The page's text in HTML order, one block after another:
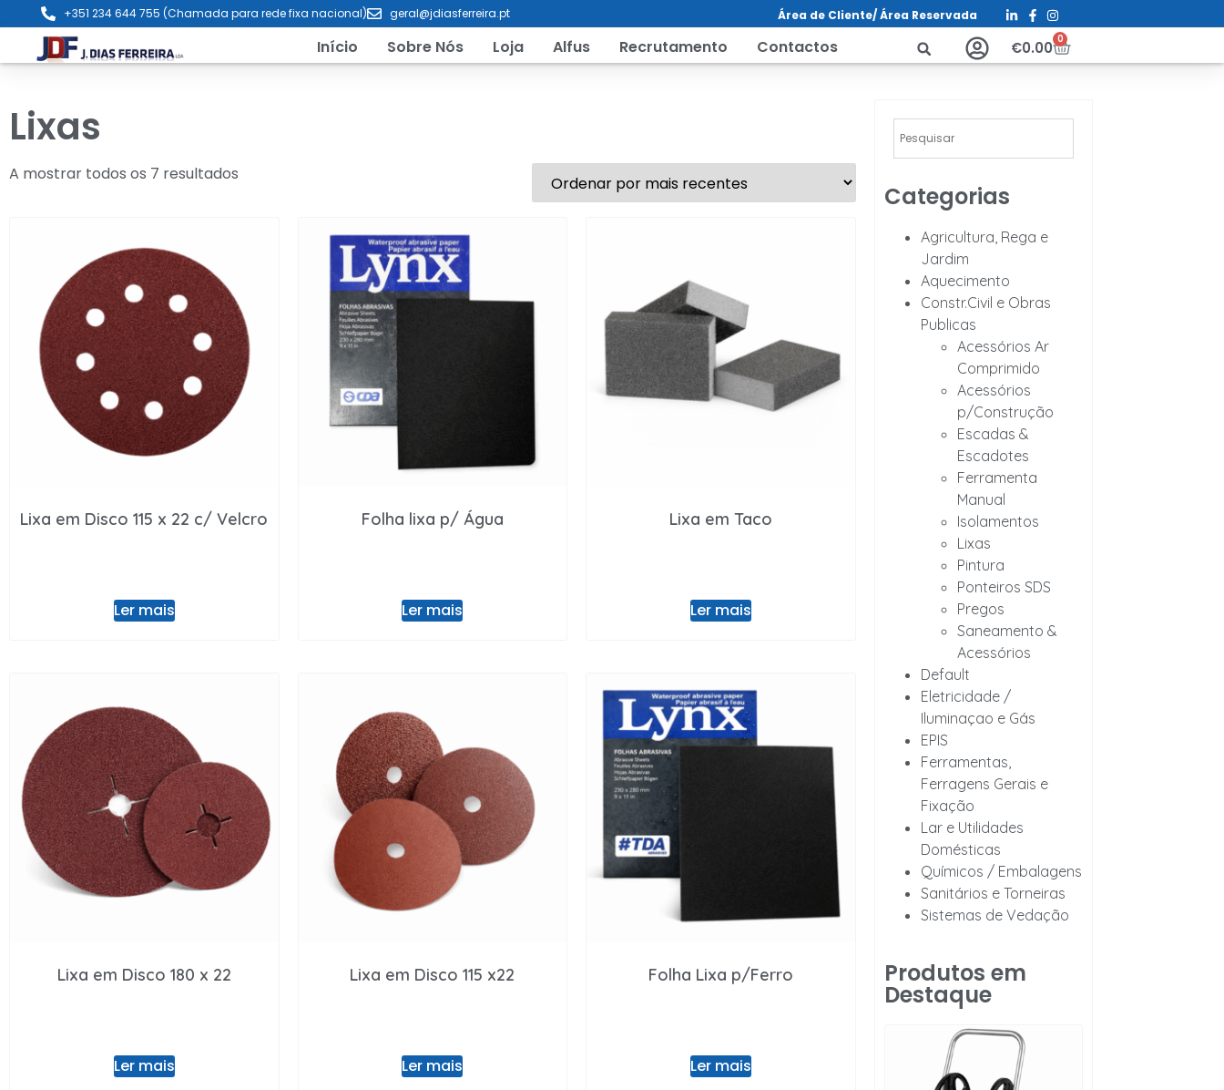
+351 234 644 755 (Chamada para rede fixa nacional) geral@jdiasferreira.pt Área de Cliente/ Área Reservada
Início Sobre Nós Loja Alfus Recrutamento Contactos €0.00 0
Lixas
A mostrar todos os 7 resultados
Lixa em Disco 115 x 22 c/ Velcro
Ler mais
Folha lixa p/ Água
Ler mais
Lixa em Taco
Ler mais
Lixa em Disco 180 x 22
Ler mais
Lixa em Disco 115 x22
Ler mais
Folha Lixa p/Ferro
Ler mais
Categorias
Agricultura, Rega e
Jardim
Aquecimento
Constr.Civil e Obras
Publicas
Acessórios Ar
Comprimido
Acessórios
p/Construção
Escadas &
Escadotes
Ferramenta
Manual
Isolamentos
Lixas
Pintura
Ponteiros SDS
Pregos
Saneamento &
Acessórios
Default
Eletricidade /
Iluminaçao e Gás
EPIS
Ferramentas,
Ferragens Gerais e
Fixação
Lar e Utilidades
Domésticas
Químicos / Embalagens
Sanitários e Torneiras
Sistemas de Vedação
Produtos em
Destaque